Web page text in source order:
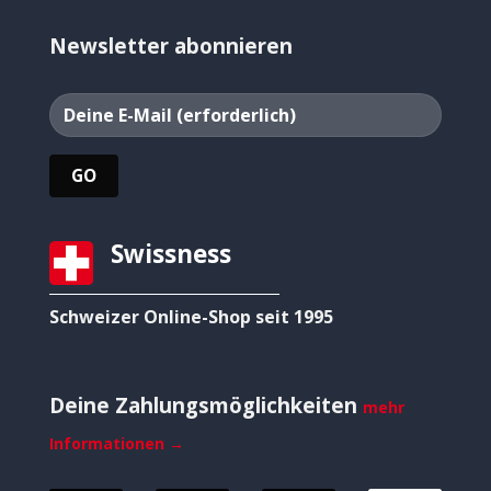
Newsletter abonnieren
Swissness
Schweizer Online-Shop seit 1995
Deine Zahlungsmöglichkeiten mehr
Informationen →